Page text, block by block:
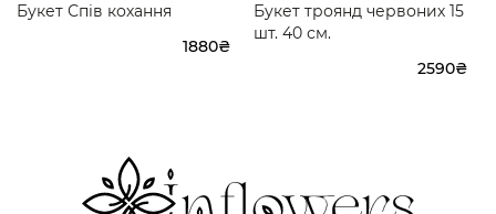
Букет Спів кохання
1880₴
Букет троянд червоних 15
шт. 40 см.
2590₴